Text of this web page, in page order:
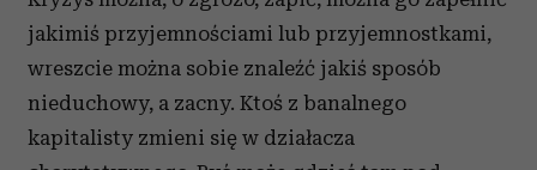
jakimiś przyjemnościami lub przyjemnostkami,
wreszcie można sobie znaleźć jakiś sposób
nieduchowy, a zacny. Ktoś z banalnego
kapitalisty zmieni się w działacza